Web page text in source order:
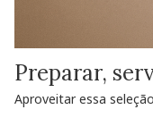
Preparar,
Aproveitar essa